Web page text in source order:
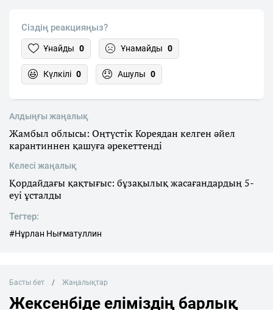
Сіздің реакцияңыз?
Ұнайды 0 Ұнамайды 0
Күлкілі 0 Ашулы 0
Алдыңғы жаңалық
Жамбыл облысы: Оңтүстік Кореядан келген әйел
карантиннен қашуға әрекеттенді
Келесі жаңалық
Қордайдағы қақтығыс: бұзақылық жасағандардың 5-
еуі ұсталды
Тегтер:
#Нұрлан Нығматуллин
Басты бет Жаңалықтар
Жексенбіде еліміздің барлық